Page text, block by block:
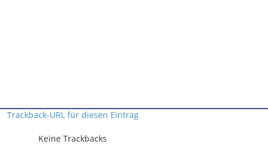
Trackback-URL für diesen Eintrag
Keine Trackbacks